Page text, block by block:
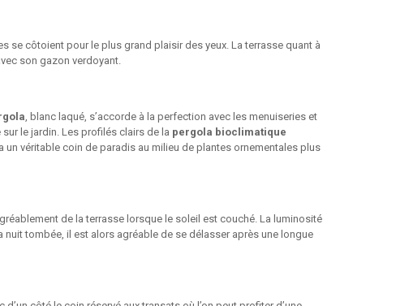
se côtoient pour le plus grand plaisir des yeux. La terrasse quant à
son gazon verdoyant.
, blanc laqué, s’accorde à la perfection avec les menuiseries et
le jardin. Les profilés clairs de la pergola bioclimatique
véritable coin de paradis au milieu de plantes ornementales plus
de la terrasse lorsque le soleil est couché. La luminosité
tombée, il est alors agréable de se délasser après une longue